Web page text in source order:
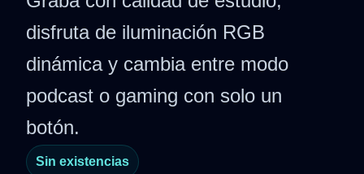
disfruta de iluminación RGB
dinámica y cambia entre modo
podcast o gaming con solo un
botón.
Sin existencias